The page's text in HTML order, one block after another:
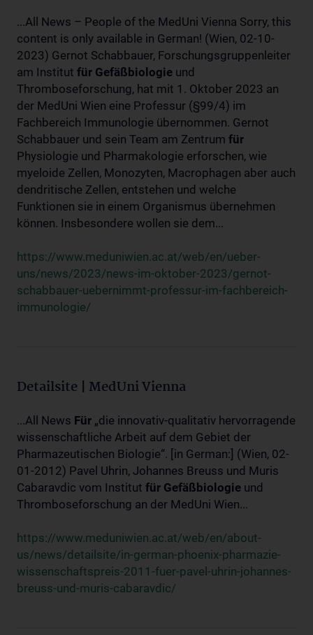
...All News – People of the MedUni Vienna Sorry, this
content is only available in German! (Wien, 02-10-
2023) Gernot Schabbauer, Forschungsgruppenleiter
am Institut für Gefäßbiologie und
Thromboseforschung, hat mit 1. Oktober 2023 an
der MedUni Wien eine Professur (§99/4) im
Fachbereich Immunologie übernommen. Gernot
Schabbauer und sein Team am Zentrum für
Physiologie und Pharmakologie erforschen, wie
myeloide Zellen, Monozyten, Macrophagen aber auch
dendritische Zellen, entstehen und welche
Funktionen sie in einem Organismus übernehmen
können. Insbesondere wollen sie dem...
https://www.meduniwien.ac.at/web/en/ueber-
uns/news/2023/news-im-oktober-2023/gernot-
schabbauer-uebernimmt-professur-im-fachbereich-
immunologie/
Detailsite | MedUni Vienna
...All News Für „die innovativ-qualitativ hervorragende
wissenschaftliche Arbeit auf dem Gebiet der
Pharmazeutischen Biologie“. [in German:] (Wien, 02-
01-2012) Pavel Uhrin, Johannes Breuss und Muris
Cabaravdic vom Institut für Gefäßbiologie und
Thromboseforschung an der MedUni Wien...
https://www.meduniwien.ac.at/web/en/about-
us/news/detailsite/in-german-phoenix-pharmazie-
wissenschaftspreis-2011-fuer-pavel-uhrin-johannes-
breuss-und-muris-cabaravdic/